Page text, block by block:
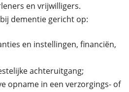
en vrijwilligers.
dementie gericht op:
en instellingen, financiën,
achteruitgang;
opname in een verzorgings- of